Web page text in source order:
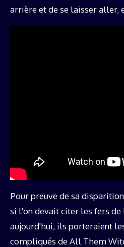
arrière et de se laisser aller,
Pour preuve de sa
si l'on devait citer les fers de
aujourd'hui, ils porteraient
compliqués de All Them